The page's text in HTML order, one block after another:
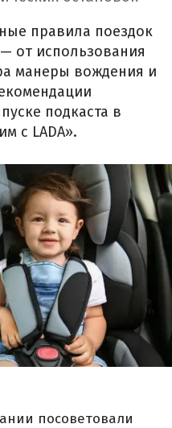
правила поездок
от использования
манеры вождения и
подкаста в
с LADA».
посоветовали